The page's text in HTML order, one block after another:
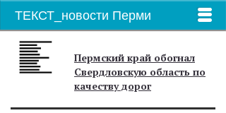
ТЕКСТ_новости Перми
Пермский край обогнал
Свердловскую область по
качеству дорог